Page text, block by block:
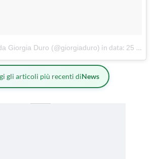
Giorgia Duro (@giorgiaduro) in data: 25 Lug 2017 alle ore 09:01 PDT
gli articoli più recenti diNews